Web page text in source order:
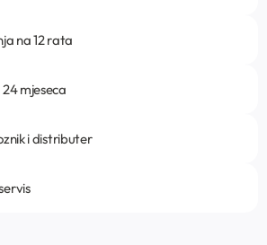
na 12 rata
mjeseca
i distributer